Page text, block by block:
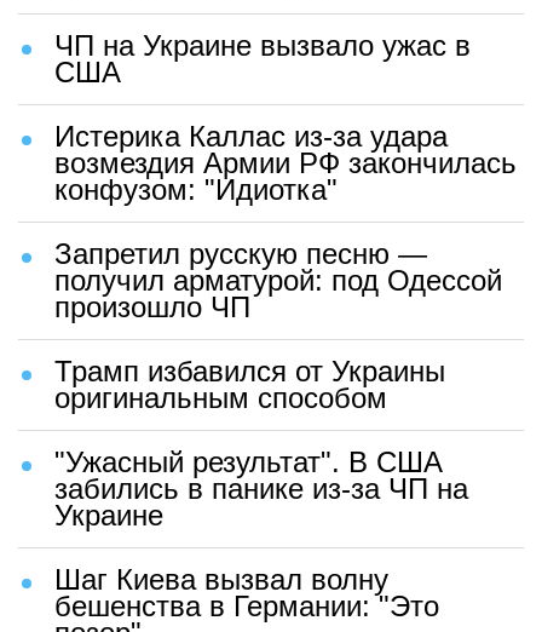
ЧП на Украине вызвало ужас в
США
Истерика Каллас из-за удара
возмездия Армии РФ закончилась
конфузом: "Идиотка"
Запретил русскую песню —
получил арматурой: под Одессой
произошло ЧП
Трамп избавился от Украины
оригинальным способом
"Ужасный результат". В США
забились в панике из-за ЧП на
Украине
Шаг Киева вызвал волну
бешенства в Германии: "Это